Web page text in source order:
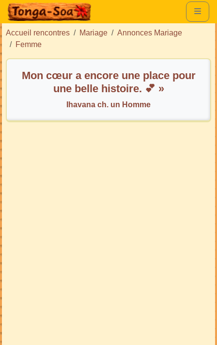
Accueil rencontres Mariage
Annonces Mariage
Femme
Mon cœur a encore une place pour
une belle histoire. 💕 »
Ihavana ch. un Homme